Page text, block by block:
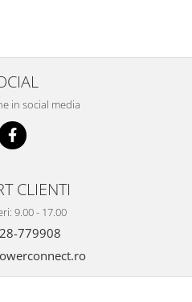
in social media
CLIENTI
9.00 - 17.00
779908